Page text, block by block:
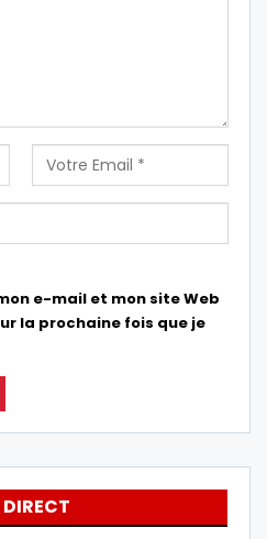
e-mail et mon site Web
la prochaine fois que je
DIRECT